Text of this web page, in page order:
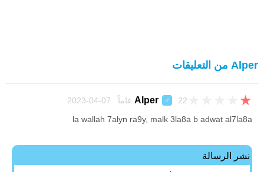
Alper من التعليقات
Alper ♂ 22 عاماً 07-04-2023 ★
la wallah 7alyn ra9y, malk 3la8a b adwat al7la8a
نشر الرسالة